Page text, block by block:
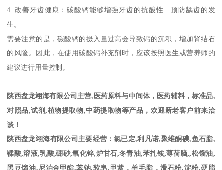
4.改善牙齿健康：碳酸钙能够增强牙齿的抗酸性，预防龋齿的发
生。
需要注意的是，碳酸钙的摄入量过高会导致钙的沉积，增加肾结石
的风险。因此，在使用碳酸钙补充剂时，应该按照医生或营养师的
建议进行用量控制。
陕西盘龙翊海有限公司主营, 医药原料与中间体，医药辅料，标准品,
对照品,试剂,植物提取物,中药提取物等产品，欢迎新老客户前来洽
谈！
陕西盘龙翊海有限公司主要经营：氯已定,利凡诺,聚维酮碘,鱼石脂,
鞣酸,溶液,乳酸,硼砂,氧化锌,炉甘石,冬青油,苯扎铵,薄荷脑,,松馏油,
黑豆馏油, 尼泊金甲酯,苯钠,软皂, 甲紫，羊毛脂，滑石粉,淀粉,硬脂